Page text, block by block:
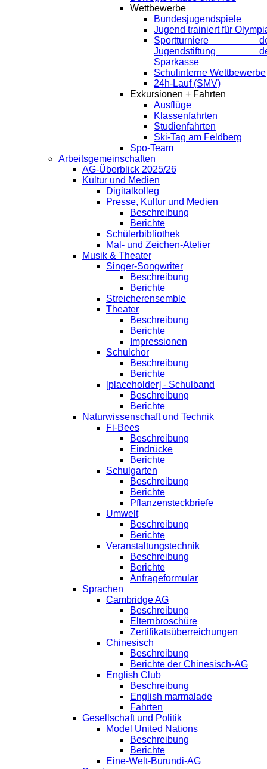
Wettbewerbe
Bundesjugendspiele
Jugend trainiert für
Sportturniere
Jugendstiftung
Sparkasse
Schulinterne Wettbewerbe
24h-Lauf (SMV)
Exkursionen + Fahrten
Ausflüge
Klassenfahrten
Studienfahrten
Ski-Tag am Feldberg
Spo-Team
Arbeitsgemeinschaften
AG-Überblick 2025/26
Kultur und Medien
Digitalkolleg
Presse, Kultur und Medien
Beschreibung
Berichte
Schülerbibliothek
Mal- und Zeichen-Atelier
Musik & Theater
Singer-Songwriter
Beschreibung
Berichte
Streicherensemble
Theater
Beschreibung
Berichte
Impressionen
Schulchor
Beschreibung
Berichte
[placeholder] - Schulband
Beschreibung
Berichte
Naturwissenschaft und Technik
Fi-Bees
Beschreibung
Eindrücke
Berichte
Schulgarten
Beschreibung
Berichte
Pflanzensteckbriefe
Umwelt
Beschreibung
Berichte
Veranstaltungstechnik
Beschreibung
Berichte
Anfrageformular
Sprachen
Cambridge AG
Beschreibung
Elternbroschüre
Zertifikatsüberreichungen
Chinesisch
Beschreibung
Berichte der Chinesisch-AG
English Club
Beschreibung
English marmalade
Fahrten
Gesellschaft und Politik
Model United Nations
Beschreibung
Berichte
Eine-Welt-Burundi-AG